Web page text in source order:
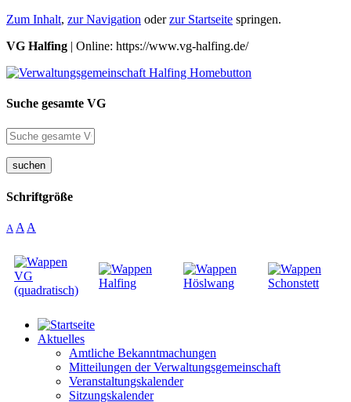
Zum Inhalt, zur Navigation oderzur Startseite springen.
VG Halfing | Online: https://www.vg-halfing.de/
Suche gesamte VG
suchen
Schriftgröße
A A A
Aktuelles
Amtliche Bekanntmachungen
Mitteilungen der Verwaltungsgemeinschaft
Veranstaltungskalender
Sitzungskalender